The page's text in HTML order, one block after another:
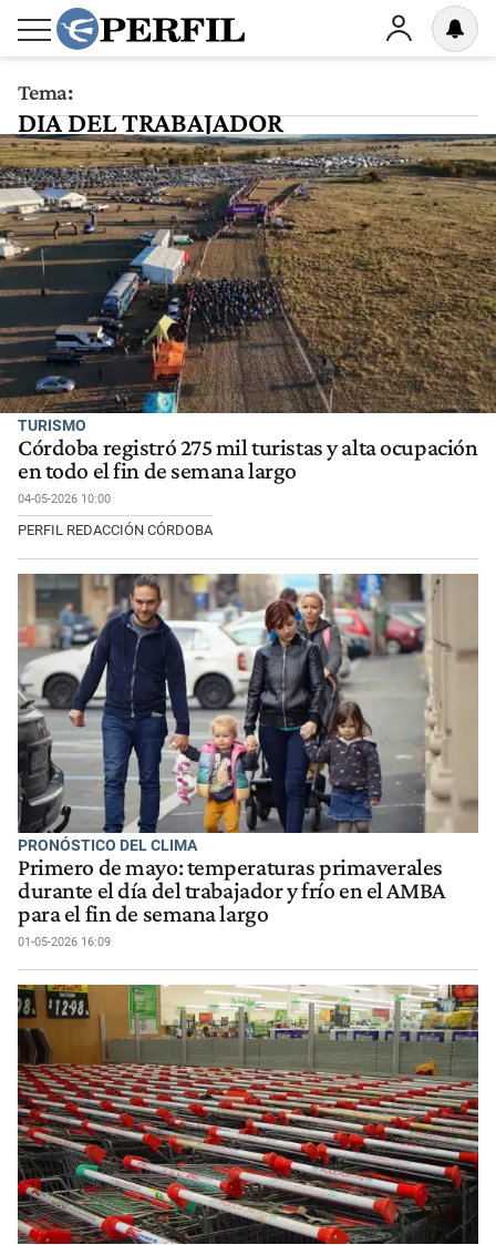
Tema:
DIA DEL TRABAJADOR
TURISMO
Córdoba registró 275 mil turistas y alta ocupación
en todo el fin de semana largo
04-05-2026 10:00
PERFIL REDACCIÓN CÓRDOBA
PRONÓSTICO DEL CLIMA
Primero de mayo: temperaturas primaverales
durante el día del trabajador y frío en el AMBA
para el fin de semana largo
01-05-2026 16:09